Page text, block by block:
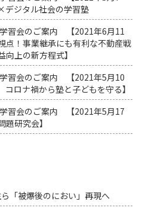
ジタル社会の学習塾
習会のご案内 【2021年6月11
！事業継承にも有利な不動産戦
上の新方程式】
習会のご案内 【2021年5月10
ナ禍から塾と子どもを守る】
習会のご案内 【2021年5月17
研究会】
「被爆後のにおい」再現へ